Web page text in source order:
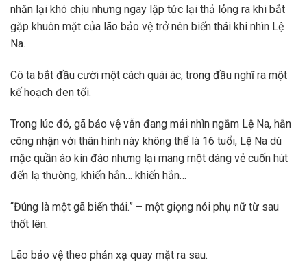
nhăn lại khó chịu nhưng ngay lập tức lại thả lỏng ra khi bắt
gặp khuôn mặt của lão bảo vệ trở nên biến thái khi nhìn Lệ
Na.
Cô ta bắt đầu cười một cách quái ác, trong đầu nghĩ ra một
kế hoạch đen tối.
Trong lúc đó, gã bảo vệ vẫn đang mải nhìn ngắm Lệ Na, hắn
công nhận với thân hình này không thể là 16 tuổi, Lệ Na dù
mặc quần áo kín đáo nhưng lại mang một dáng vẻ cuốn hút
đến lạ thường, khiến hắn… khiến hắn…
“Đúng là một gã biến thái.” – một giọng nói phụ nữ từ sau
thốt lên.
Lão bảo vệ theo phản xạ quay mặt ra sau.